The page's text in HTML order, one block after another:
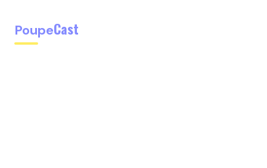
PoupeCast